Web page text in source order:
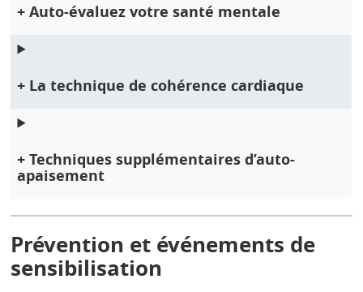
+ Auto-évaluez votre santé mentale
+ La technique de cohérence cardiaque
+ Techniques supplémentaires d’auto-
apaisement
Prévention et événements de
sensibilisation